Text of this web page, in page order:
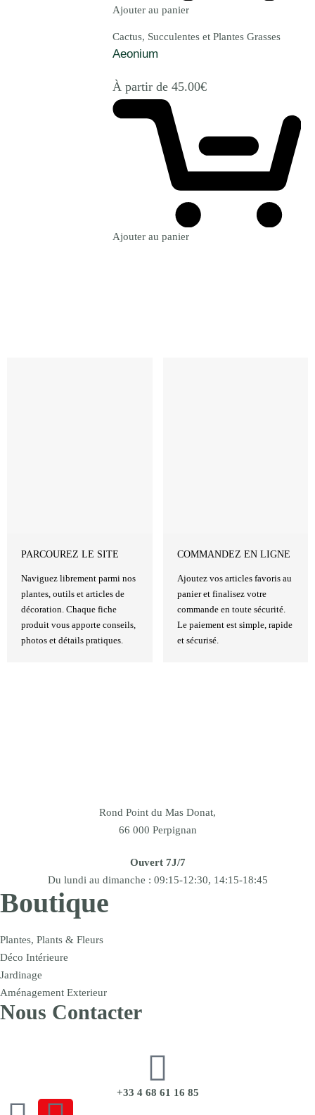
Ajouter au panier
Cactus, Succulentes et Plantes Grasses
Aeonium
À partir de 45.00€
Ajouter au panier
PARCOUREZ LE SITE
Naviguez librement parmi nos
plantes, outils et articles de
décoration. Chaque fiche
produit vous apporte conseils,
photos et détails pratiques.
COMMANDEZ EN LIGNE
Ajoutez vos articles favoris au
panier et finalisez votre
commande en toute sécurité.
Le paiement est simple, rapide
et sécurisé.
Rond Point du Mas Donat,
66 000 Perpignan
Ouvert 7J/7
Du lundi au dimanche : 09:15-12:30, 14:15-18:45
Boutique
Plantes, Plants & Fleurs
Déco Intérieure
Jardinage
Aménagement Exterieur
Nous Contacter
+33 4 68 61 16 85